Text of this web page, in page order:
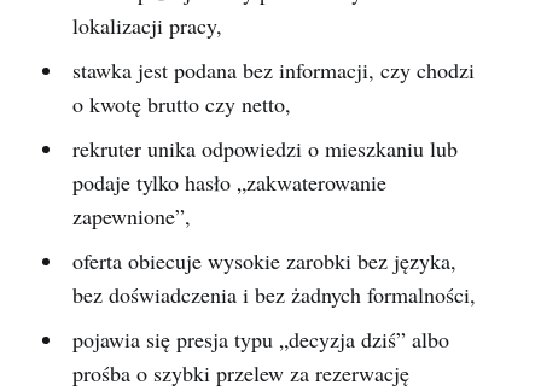
lokalizacji pracy,
stawka jest podana bez informacji, czy chodzi
o kwotę brutto czy netto,
rekruter unika odpowiedzi o mieszkaniu lub
podaje tylko hasło „zakwaterowanie
zapewnione”,
oferta obiecuje wysokie zarobki bez języka,
bez doświadczenia i bez żadnych formalności,
pojawia się presja typu „decyzja dziś” albo
prośba o szybki przelew za rezerwację